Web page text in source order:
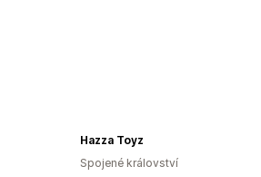
Hazza Toyz
Spojené království